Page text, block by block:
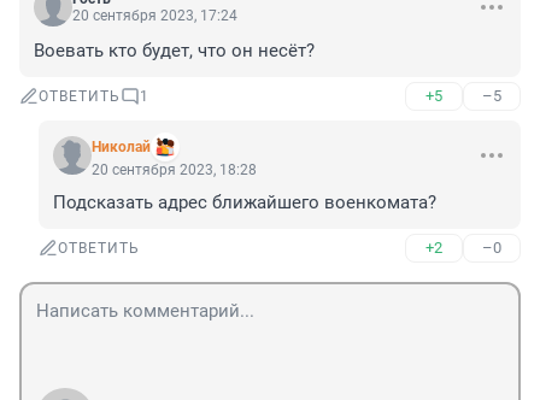
20 сентября 2023, 17:24
Воевать кто будет, что он несёт?
ОТВЕТИТЬ 1 +5 –5
Николaй
20 сентября 2023, 18:28
Подсказать адрес ближайшего военкомата?
ОТВЕТИТЬ +2 –0